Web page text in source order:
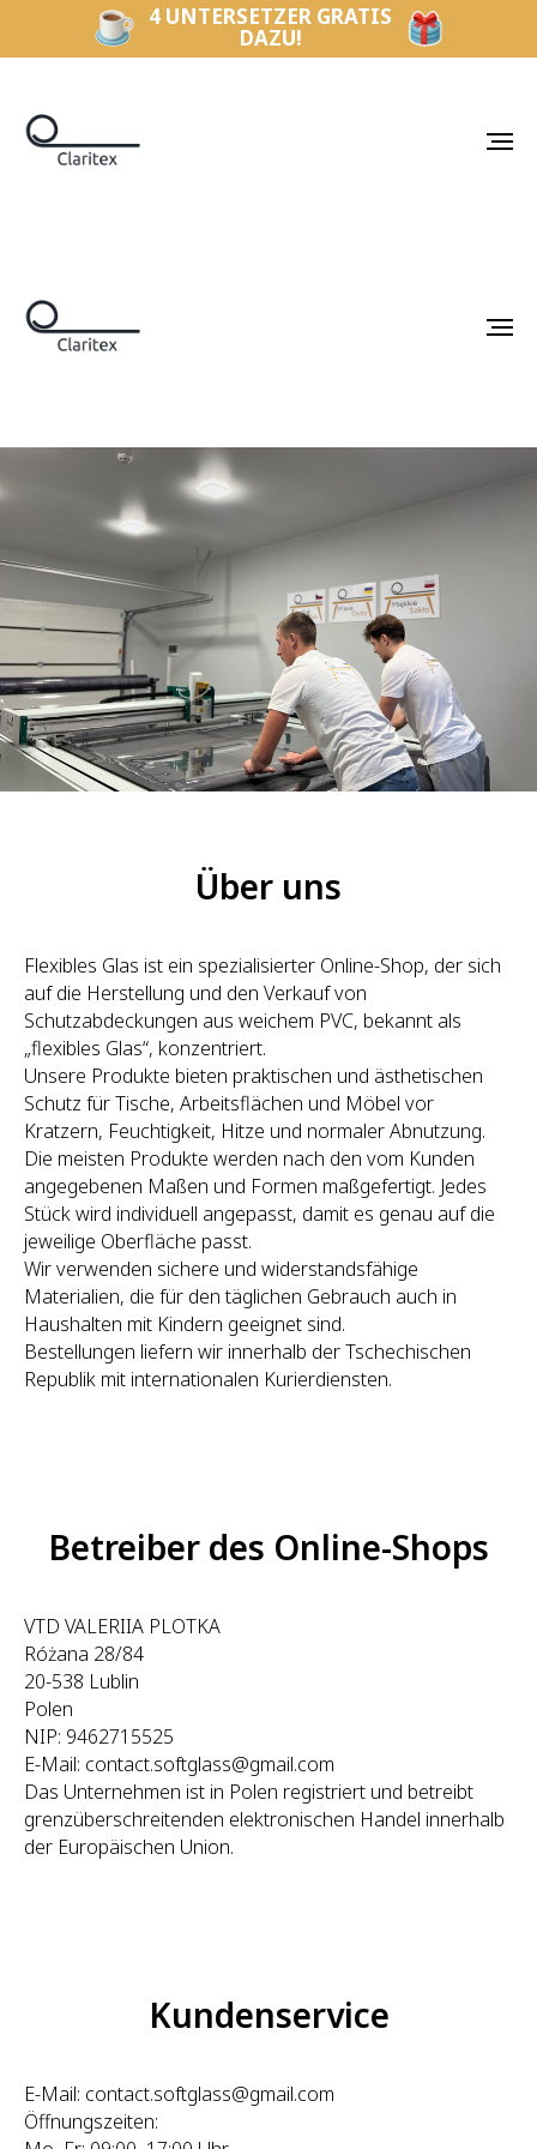
4 UNTERSETZER GRATIS
DAZU!
Über uns
Flexibles Glas ist ein spezialisierter Online-Shop, der sich
auf die Herstellung und den Verkauf von
Schutzabdeckungen aus weichem PVC, bekannt als
„flexibles Glas“, konzentriert.
Unsere Produkte bieten praktischen und ästhetischen
Schutz für Tische, Arbeitsflächen und Möbel vor
Kratzern, Feuchtigkeit, Hitze und normaler Abnutzung.
Die meisten Produkte werden nach den vom Kunden
angegebenen Maßen und Formen maßgefertigt. Jedes
Stück wird individuell angepasst, damit es genau auf die
jeweilige Oberfläche passt.
Wir verwenden sichere und widerstandsfähige
Materialien, die für den täglichen Gebrauch auch in
Haushalten mit Kindern geeignet sind.
Bestellungen liefern wir innerhalb der Tschechischen
Republik mit internationalen Kurierdiensten.
Betreiber des Online-Shops
VTD VALERIIA PLOTKA
Różana 28/84
20-538 Lublin
Polen
NIP: 9462715525
E-Mail: contact.softglass@gmail.com
Das Unternehmen ist in Polen registriert und betreibt
grenzüberschreitenden elektronischen Handel innerhalb
der Europäischen Union.
Kundenservice
E-Mail: contact.softglass@gmail.com
Öffnungszeiten: